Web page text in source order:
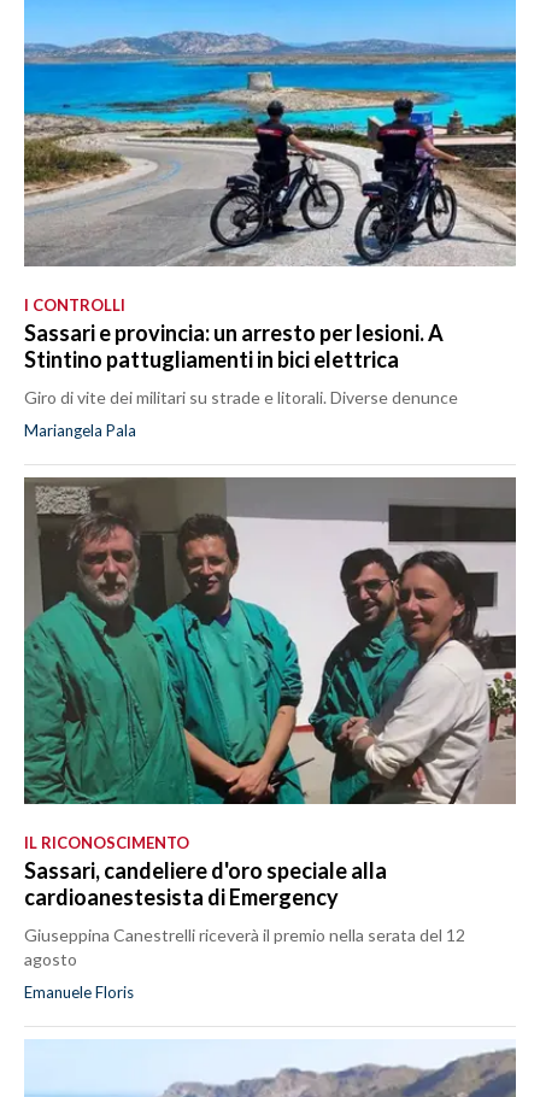
I CONTROLLI
Sassari e provincia: un arresto per lesioni. A
Stintino pattugliamenti in bici elettrica
Giro di vite dei militari su strade e litorali. Diverse denunce
Mariangela Pala
IL RICONOSCIMENTO
Sassari, candeliere d'oro speciale alla
cardioanestesista di Emergency
Giuseppina Canestrelli riceverà il premio nella serata del 12
agosto
Emanuele Floris